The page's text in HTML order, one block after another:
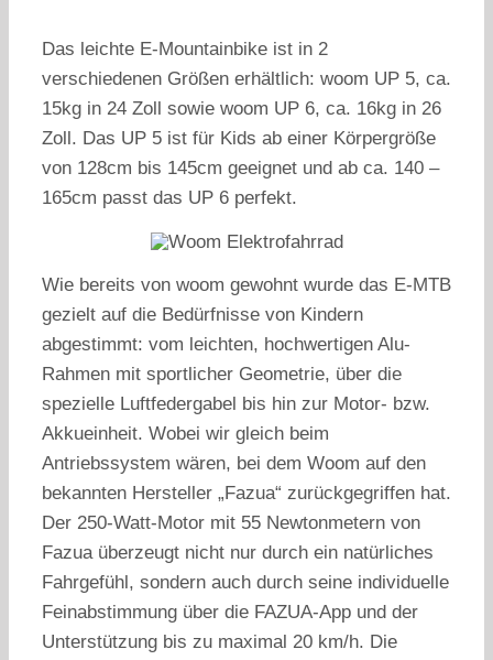
Das leichte E-Mountainbike ist in 2
verschiedenen Größen erhältlich: woom UP 5, ca.
15kg in 24 Zoll sowie woom UP 6, ca. 16kg in 26
Zoll. Das UP 5 ist für Kids ab einer Körpergröße
von 128cm bis 145cm geeignet und ab ca. 140 –
165cm passt das UP 6 perfekt.
Wie bereits von woom gewohnt wurde das E-MTB
gezielt auf die Bedürfnisse von Kindern
abgestimmt: vom leichten, hochwertigen Alu-
Rahmen mit sportlicher Geometrie, über die
spezielle Luftfedergabel bis hin zur Motor- bzw.
Akkueinheit. Wobei wir gleich beim
Antriebssystem wären, bei dem Woom auf den
bekannten Hersteller „Fazua“ zurückgegriffen hat.
Der 250-Watt-Motor mit 55 Newtonmetern von
Fazua überzeugt nicht nur durch ein natürliches
Fahrgefühl, sondern auch durch seine individuelle
Feinabstimmung über die FAZUA-App und der
Unterstützung bis zu maximal 20 km/h. Die